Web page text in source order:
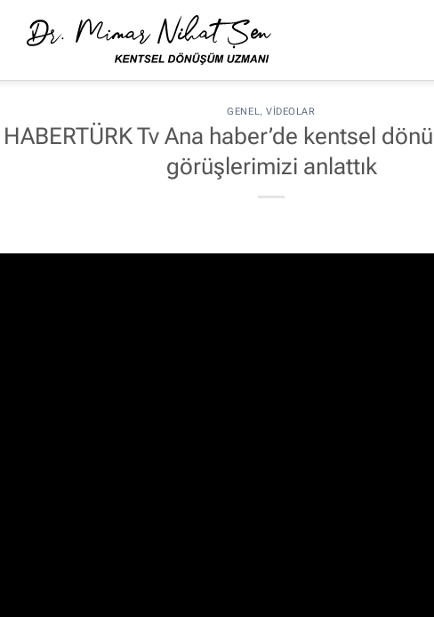
GENEL,VIDEOLAR
HABERTÜRK Tv Ana haber’de kentsel
görüşlerimizi anlattık